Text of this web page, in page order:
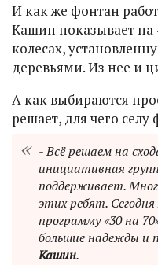
И как же фонтан
Кашин показывает на
колесах,
деревьями. Из нее и
А как выбираются
решает, для чего селу
- Всё решаем на
инициативная
поддерживает.
этих ребят.
программу «30 на
большие надежды и
Кашин.